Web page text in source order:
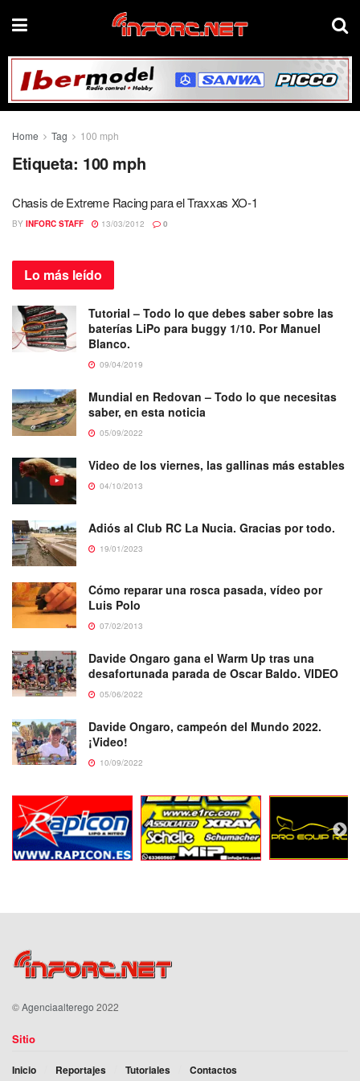
Home Tag 100 mph
Etiqueta: 100 mph
Chasis de Extreme Racing para el Traxxas XO-1
BY INFORC STAFF 13/03/2012 0
Lo más leído
Tutorial – Todo lo que debes saber sobre las
baterías LiPo para buggy 1/10. Por Manuel
Blanco.
09/04/2019
Mundial en Redovan – Todo lo que necesitas
saber, en esta noticia
05/09/2022
Video de los viernes, las gallinas más estables
04/10/2013
Adiós al Club RC La Nucia. Gracias por todo.
19/01/2023
Cómo reparar una rosca pasada, vídeo por
Luis Polo
07/02/2013
Davide Ongaro gana el Warm Up tras una
desafortunada parada de Oscar Baldo. VIDEO
05/06/2022
Davide Ongaro, campeón del Mundo 2022.
¡Video!
10/09/2022
©Agenciaalterego 2022
Sitio
Inicio Reportajes Tutoriales Contactos